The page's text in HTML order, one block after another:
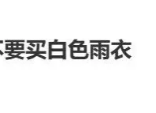
郑国霖回应去景区上班被保安拦下